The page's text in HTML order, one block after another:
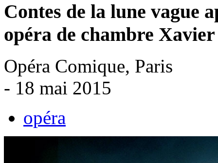
Contes de la lune vague
opéra de chambre
Opéra Comique, Paris
- 18 mai 2015
opéra